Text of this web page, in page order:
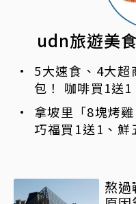
udn旅遊美
5大速食、4大超
包！ 咖啡買1送1
元
拿坡里「8塊烤
巧福買1送1、鮮
熬